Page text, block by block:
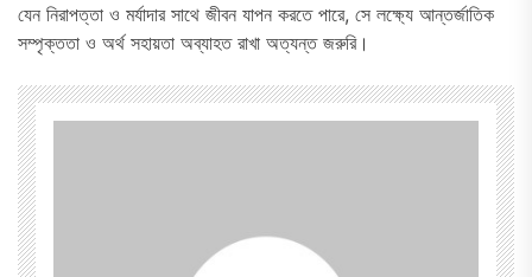
যেন নিরাপত্তা ও মর্যাদার সাথে জীবন যাপন করতে পারে, সে লক্ষ্যে আন্তর্জাতিক
সম্পৃক্ততা ও অর্থ সহায়তা অব্যাহত রাখা অত্যন্ত জরুরি।